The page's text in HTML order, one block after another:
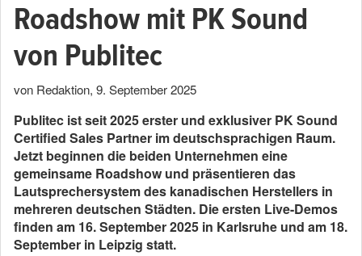
Roadshow mit PK Sound
von Publitec
von Redaktion, 9. September 2025
Publitec ist seit 2025 erster und exklusiver PK Sound
Certified Sales Partner im deutschsprachigen Raum.
Jetzt beginnen die beiden Unternehmen eine
gemeinsame Roadshow und präsentieren das
Lautsprechersystem des kanadischen Herstellers in
mehreren deutschen Städten. Die ersten Live-Demos
finden am 16. September 2025 in Karlsruhe und am 18.
September in Leipzig statt.